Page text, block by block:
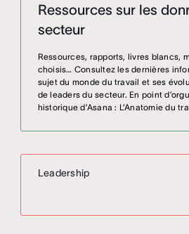
Ressources sur les
secteur
Ressources, rapports, livres blancs,
choisis… Consultez les dernières
sujet du monde du travail et ses
de leaders du secteur. En point
historique d’Asana : L’Anatomie du
Leadership